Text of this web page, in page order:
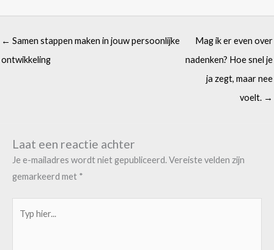
← Samen stappen maken in jouw persoonlijke
ontwikkeling
Mag ik er even over
nadenken? Hoe snel je
ja zegt, maar nee
voelt. →
Laat een reactie achter
Je e-mailadres wordt niet gepubliceerd.Vereiste velden zijn
gemarkeerd met *
hier...